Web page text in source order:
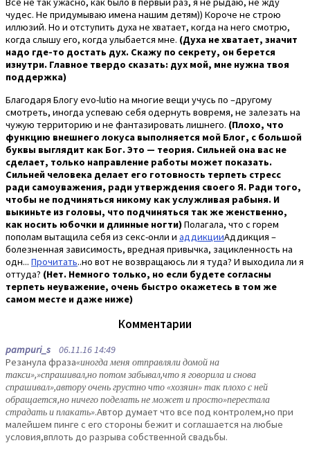
чудес. Не придумываю имена нашим детям)) Короче не строю
иллюзий. Но и отступить духа не хватает, когда на него смотрю,
когда слышу его, когда улыбается мне. (Духа не хватает, значит
надо где-то достать дух. Скажу по секрету, он берется
изнутри. Главное твердо сказать: дух мой, мне нужна твоя
поддержка)
Благодаря Блогу evo-lutio на многие вещи учусь по –другому
смотреть, иногда успеваю себя одернуть вовремя, не залезать на
чужую территорию и не фантазировать лишнего. (Плохо, что
функцию внешнего локуса выполняется мой Блог, с большой
буквы выглядит как Бог. Это — теория. Сильней она вас не
сделает, только направление работы может показать.
Сильней человека делает его готовность терпеть стресс
ради самоуважения, ради утверждения своего Я. Ради того,
чтобы не подчиняться никому как услужливая рабыня. И
выкиньте из головы, что подчиняться так же женственно,
как носить юбочки и длинные ногти)Полагала, что с горем
пополам вытащила себя из секс-онли и аддикцииАддикция –
болезненная зависимость, вредная привычка, зацикленность на
одн... Прочитать..но вот не возвращаюсь ли я туда? И выходила ли я
оттуда? (Нет. Немного только, но если будете согласны
терпеть неуважение, очень быстро окажетесь в том же
самом месте и даже ниже)
Комментарии
pampuri_s 06.11.16 14:49
Резанула фраза«иногда меня отправляли домой на
такси»,»спрашивал,но потом забывал,что я говорила и снова
спрашивал»,автору очень грустно что «хозяин» так плохо с ней
обращается,но ничего поделать не может и просто»перестала
страдать и плакать».Автор думает что все под контролем,но при
малейшем пинге с его стороны бежит и соглашается на любые
условия,вплоть до разрыва собственной свадьбы.